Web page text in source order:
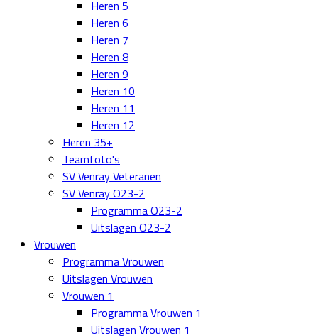
Heren 5
Heren 6
Heren 7
Heren 8
Heren 9
Heren 10
Heren 11
Heren 12
Heren 35+
Teamfoto's
SV Venray Veteranen
SV Venray O23-2
Programma O23-2
Uitslagen O23-2
Vrouwen
Programma Vrouwen
Uitslagen Vrouwen
Vrouwen 1
Programma Vrouwen 1
Uitslagen Vrouwen 1